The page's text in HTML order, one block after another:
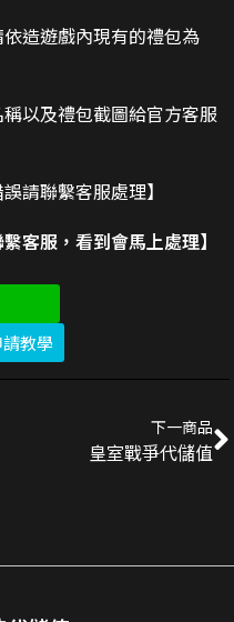
造遊戲內現有的禮包為
以及禮包截圖給官方客服
請聯繫客服處理】
客服，看到會馬上處理】
教學
下一商品
皇室戰爭代儲值